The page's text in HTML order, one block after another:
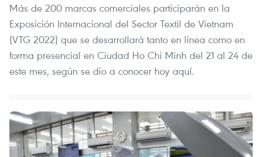
Más de 200 marcas comerciales participarán en la
Exposición Internacional del Sector Textil de Vietnam
(VTG 2022) que se desarrollará tanto en línea como en
forma presencial en Ciudad Ho Chi Minh del 21 al 24 de
este mes, según se dio a conocer hoy aquí.